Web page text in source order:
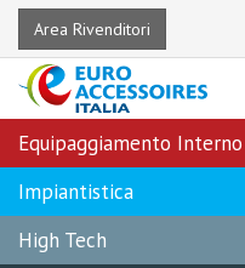
Area Rivenditori
Equipaggiamento Interno
Impiantistica
High Tech